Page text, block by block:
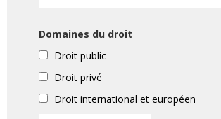
Domaines du droit
Droit public
Droit privé
Droit international et européen